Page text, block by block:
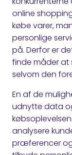
online
købe varer,
personlige
på. Derfor er
finde måder at
selvom den
En af de
udnytte data
analysere
præferencer